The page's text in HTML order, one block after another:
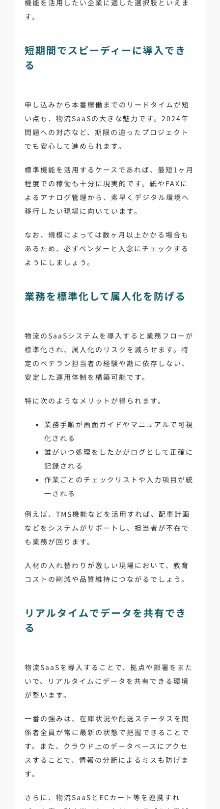
機能を活用したい企業に適した選択肢といえま
す。
短期間でスピーディーに導入でき
る
申し込みから本番稼働までのリードタイムが短
い点も、物流SaaSの大きな魅力です。2024年
問題への対応など、期限の迫ったプロジェクト
でも安心して進められます。
標準機能を活用するケースであれば、最短1ヶ月
程度での稼働も十分に現実的です。紙やFAXに
よるアナログ管理から、素早くデジタル環境へ
移行したい現場に向いています。
なお、規模によっては数ヶ月以上かかる場合も
あるため、必ずベンダーと入念にチェックする
ようにしましょう。
業務を標準化して属人化を防げる
物流のSaaSシステムを導入すると業務フローが
標準化され、属人化のリスクを減らせます。特
定のベテラン担当者の経験や勘に依存しない、
安定した運用体制を構築可能です。
特に次のようなメリットが得られます。
業務手順が画面ガイドやマニュアルで可視
化される
誰がいつ処理をしたかがログとして正確に
記録される
作業ごとのチェックリストや入力項目が統
一される
例えば、TMS機能などを活用すれば、配車計画
などをシステムがサポートし、担当者が不在で
も業務が回ります。
人材の入れ替わりが激しい現場において、教育
コストの削減や品質維持につながるでしょう。
リアルタイムでデータを共有でき
る
物流SaaSを導入することで、拠点や部署をまた
いで、リアルタイムにデータを共有できる環境
が整います。
一番の強みは、在庫状況や配送ステータスを関
係者全員が常に最新の状態で把握できることで
す。また、クラウド上のデータベースにアクセ
スすることで、情報の分断によるミスも防げま
す。
さらに、物流SaaSとECカート等を連携すれ